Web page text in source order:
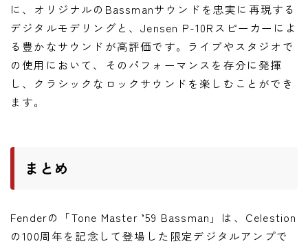
に、オリジナルのBassmanサウンドを忠実に再現する
デジタルモデリングと、Jensen P-10Rスピーカーによ
る豊かなサウンドが高評価です。ライブやスタジオで
の使用において、そのパフォーマンスを存分に発揮
し、クラシックなロックサウンドを楽しむことができ
ます。
まとめ
Fenderの「Tone Master ’59 Bassman」は、Celestion
の100周年を記念して登場した限定デジタルアンプで